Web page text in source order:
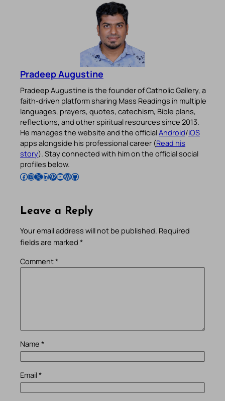
Pradeep Augustine
Pradeep Augustine is the founder of Catholic Gallery, a
faith-driven platform sharing Mass Readings in multiple
languages, prayers, quotes, catechism, Bible plans,
reflections, and other spiritual resources since 2013.
He manages the website and the officialAndroid/iOS
apps alongside his professional career (Read his
story). Stay connected with him on the official social
profiles below.
Follow Pradeep on Facebook Follow Pradeep on InstagramFollow Pradeep on X Follow Pradeep on LinkedIn Follow Pradeep on Pinterest Subscribe to Pradeep’s Youtube Channel Follow Pradeep on WordPress Follow Pradeep on GitHub
Leave a Reply
Your email address will not be published. Required
fields are marked *
Comment*
Name *
Email*